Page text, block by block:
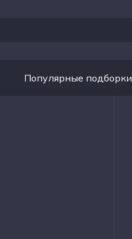
Популярные подборки